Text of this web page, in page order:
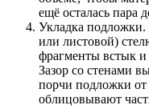
ещё осталась пара
Укладка
или листовой)
фрагменты встык и
Зазор со стенами
порчи подложки от
облицовывают